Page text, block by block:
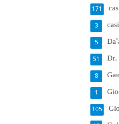
171
3
5
Dr.
51
8
1
105